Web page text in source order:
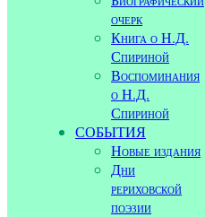
очерк
Книга о Н.Д.
Спириной
Воспоминания
о Н.Д.
Спириной
СОБЫТИЯ
Новые издания
Дни
рериховской
поэзии